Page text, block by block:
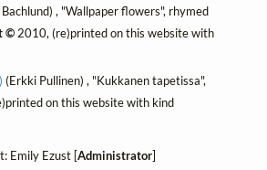
, "Wallpaper flowers", rhymed
©2010, (re)printed on this website with
(Erkki Pullinen) , "Kukkanen tapetissa",
on this website with kind
Emily Ezust [Administrator]